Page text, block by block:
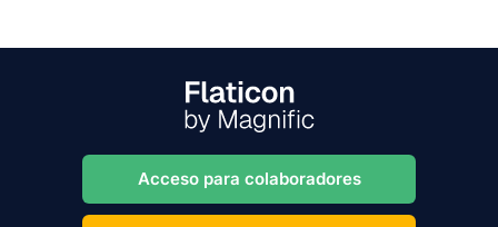
Acceso para colaboradores